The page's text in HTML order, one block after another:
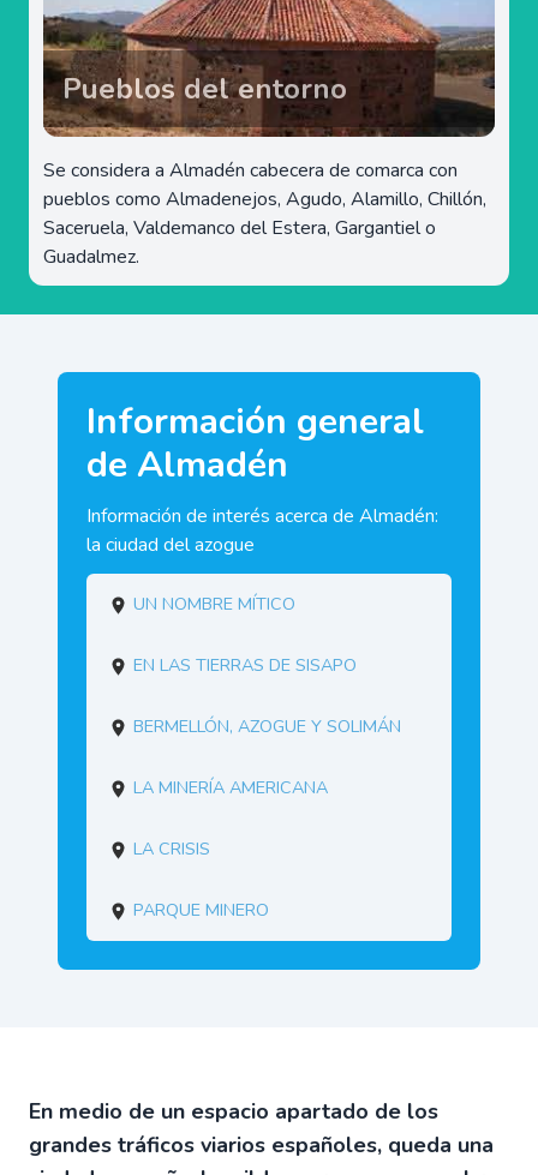
Pueblos del entorno
Se considera a Almadén cabecera de comarca con
pueblos como Almadenejos, Agudo, Alamillo, Chillón,
Saceruela, Valdemanco del Estera, Gargantiel o
Guadalmez.
Información general
de Almadén
Información de interés acerca de Almadén:
la ciudad del azogue
Un nombre mítico
En las tierras de Sisapo
Bermellón, azogue y solimán
La minería americana
La crisis
Parque Minero
En medio de un espacio apartado de los
grandes tráficos viarios españoles, queda una